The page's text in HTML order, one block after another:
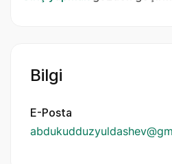
Bilgi
E-Posta